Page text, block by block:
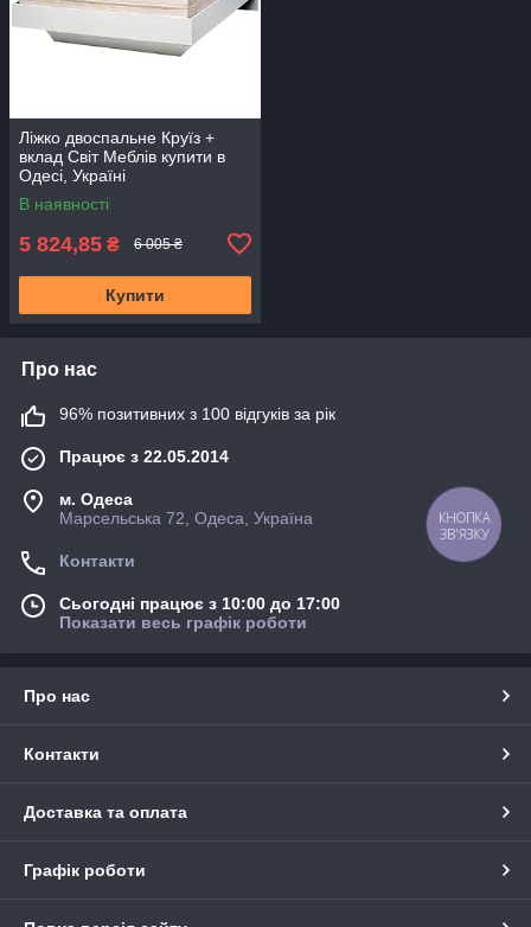
Ліжко двоспальне Круїз +
вклад Свiт Меблiв купити в
Одесі, Україні
В наявності
5 824,85 ₴ 6 005 ₴
Купити
Про нас
96% позитивних з 100 відгуків за рік
Працює з 22.05.2014
м. Одеса
Марсельська 72, Одеса, Україна
Контакти
Сьогодні працює з 10:00 до 17:00
Показати весь графік роботи
Про нас
Контакти
Доставка та оплата
Графік роботи
КНОПКА
ЗВ'ЯЗКУ